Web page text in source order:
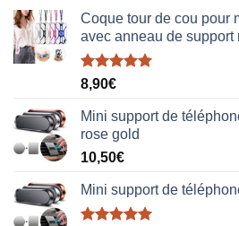
Coque tour de cou pour
avec anneau de
Note5.00
8,90€
Mini support de
rose gold
10,50€
Mini support de